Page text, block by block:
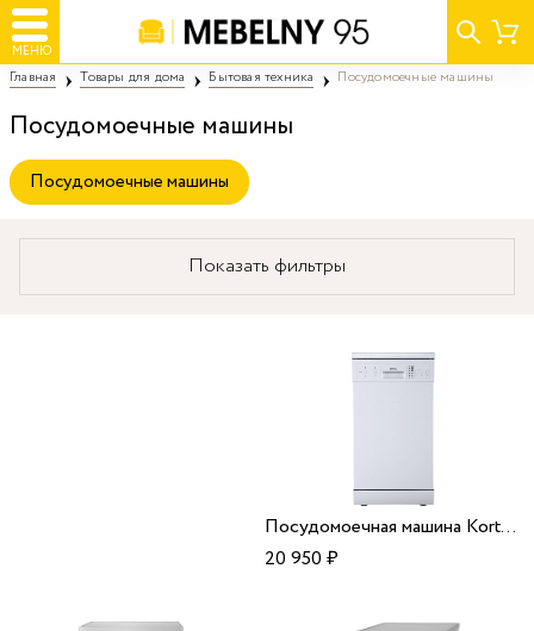
МЕНЮ
Главная Товары для дома Бытовая техника Посудомоечные машины
Посудомоечные машины
Посудомоечные машины
Показать фильтры
Посудомоечная машина Korting KDF 45240
20 950₽